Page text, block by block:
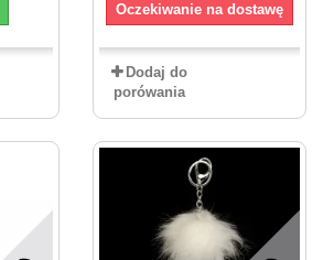
Oczekiwanie na dostawę
Dodaj do
porówania